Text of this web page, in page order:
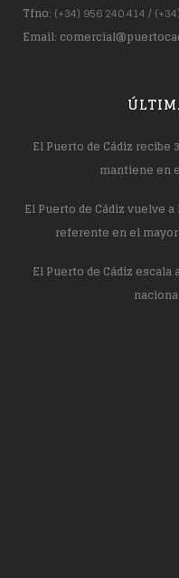
Tfno: (+34) 956 240 414 /
Email:
El Puerto de Cádiz recibe
mantiene en
El Puerto de Cádiz vuelve
referente en el
El Puerto de Cádiz